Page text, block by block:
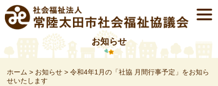
Skip
to
content
お知らせ
ホーム > お知らせ > 令和4年1月の「社協 月間行事予定」をお知ら
せいたします